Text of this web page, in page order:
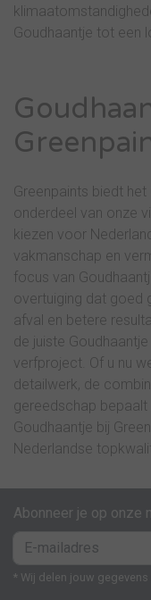
Goudhaantje tot een
Greenpaints biedt
onderdeel van onze
kiezen voor
vakmanschap en
focus van
overtuiging dat goed
afval en betere
de juiste
verfproject. Of u nu
detailwerk, de
gereedschap
Goudhaantje bij
Nederlandse
Abonneer je op onze
* Wij delen jouw